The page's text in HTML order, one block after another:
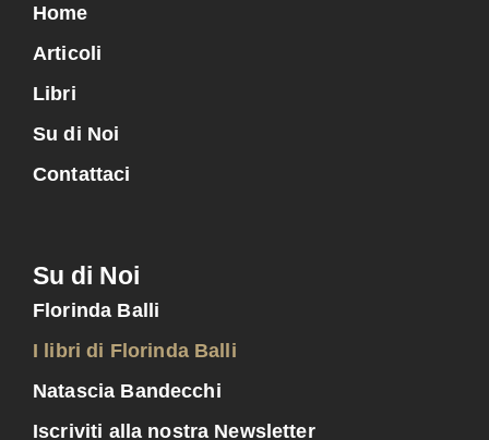
Home
Articoli
Libri
Su di Noi
Contattaci
Su di Noi
Florinda Balli
I libri di Florinda Balli
Natascia Bandecchi
Iscriviti alla nostra Newsletter